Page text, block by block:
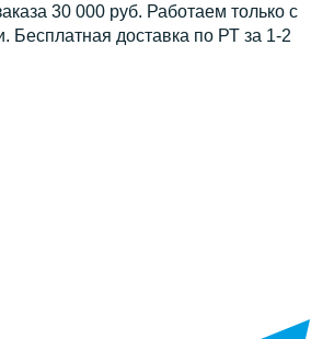
30 000 руб. Работаем только с
Бесплатная доставка по РТ за 1-2